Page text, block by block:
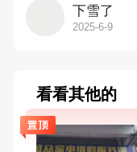
下雪了
2025-6-9
看看其他的